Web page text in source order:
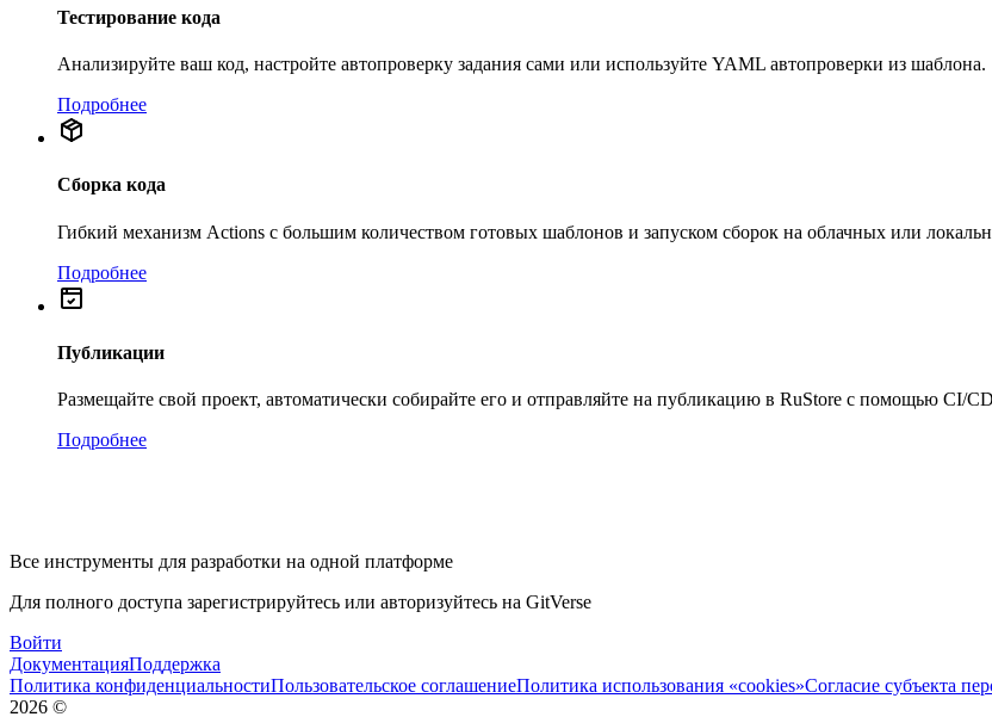
Тестирование кода
Анализируйте ваш код, настройте автопроверку задания сами или используйте YAML автопроверки из шаблона.
Подробнее
Сборка кода
Гибкий механизм Actions с большим количеством готовых шаблонов и запуском сборок на облачных или
Подробнее
Публикации
Размещайте свой проект, автоматически собирайте его и отправляйте на публикацию в RuStore с помощью CI/
Подробнее
Все инструменты для разработки на одной платформе
Для полного доступа зарегистрируйтесь или авторизуйтесь на GitVerse
Войти
ДокументацияПоддержка
Политика конфиденциальностиПользовательское соглашениеПолитика использования «cookies»Согласие субъекта
2026 ©